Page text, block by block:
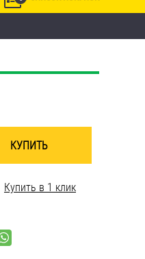
КУПИТЬ
Купить в 1 клик